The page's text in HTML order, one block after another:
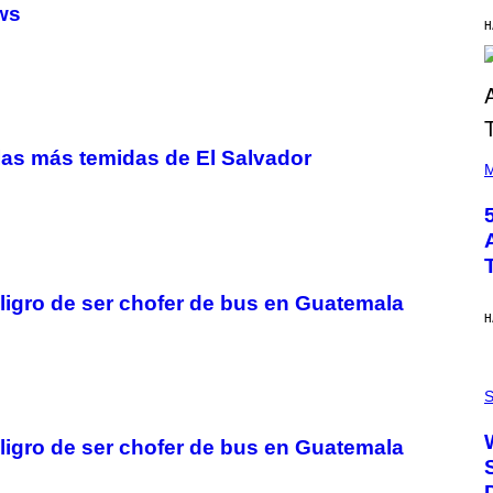
más temidas de El Salvador
de ser chofer de bus en Guatemala
de ser chofer de bus en Guatemala
R
E
E
A
P
T
O
B
Y
E
A
I
T
Z
H
O
:
N